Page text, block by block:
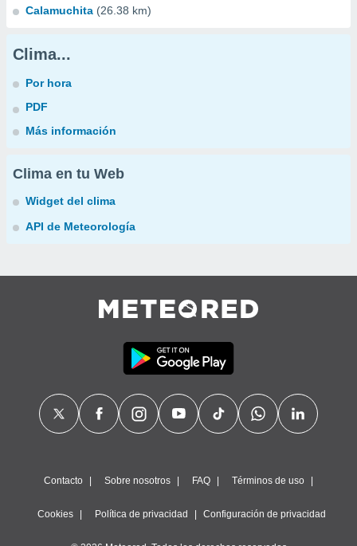
Calamuchita (26.38 km)
Clima...
Por hora
PDF
Más información
Clima en tu Web
Widget del clima
API de Meteorología
Contacto Sobre nosotros FAQ Términos de uso
Cookies Política de privacidad Configuración de privacidad